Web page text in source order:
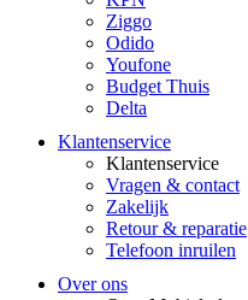
Ziggo
Odido
Youfone
Budget Thuis
Delta
Klantenservice
Klantenservice
Vragen & contact
Zakelijk
Retour & reparatie
Telefoon inruilen
Over ons